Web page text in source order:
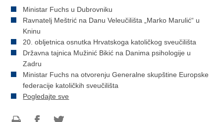
Ministar Fuchs u Dubrovniku
Ravnatelj Meštrić na Danu Veleučilišta „Marko Marulić“ u
Kninu
20. obljetnica osnutka Hrvatskoga katoličkog sveučilišta
Državna tajnica Mužinić Bikić na Danima psihologije u
Zadru
Ministar Fuchs na otvorenju Generalne skupštine Europske
federacije katoličkih sveučilišta
Pogledajte sve